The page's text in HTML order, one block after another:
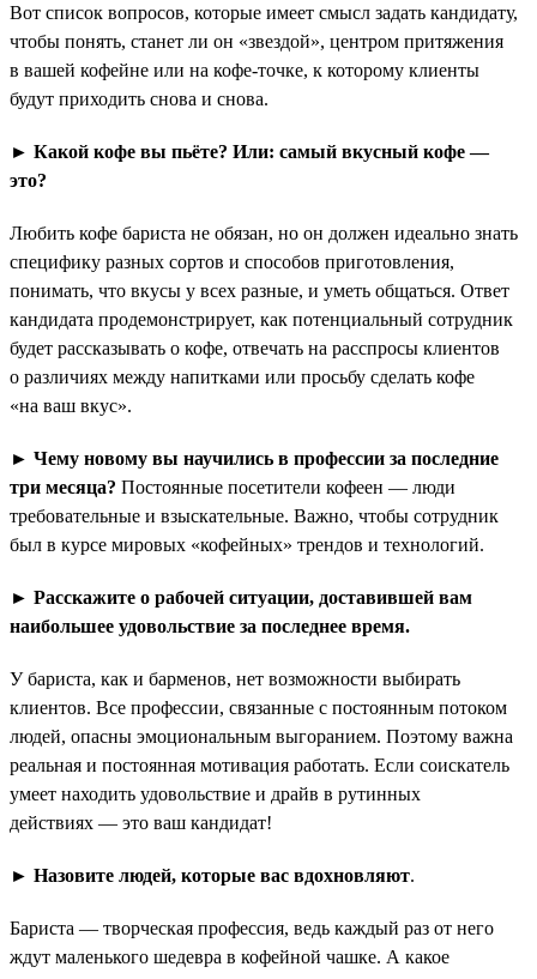
Вот список вопросов, которые имеет смысл задать кандидату,
чтобы понять, станет ли он «звездой», центром притяжения
в вашей кофейне или на кофе-точке, к которому клиенты
будут приходить снова и снова.
► Какой кофе вы пьёте? Или: самый вкусный кофе —
это?
Любить кофе бариста не обязан, но он должен идеально знать
специфику разных сортов и способов приготовления,
понимать, что вкусы у всех разные, и уметь общаться. Ответ
кандидата продемонстрирует, как потенциальный сотрудник
будет рассказывать о кофе, отвечать на расспросы клиентов
о различиях между напитками или просьбу сделать кофе
«на ваш вкус».
► Чему новому вы научились в профессии за последние
три месяца? Постоянные посетители кофеен — люди
требовательные и взыскательные. Важно, чтобы сотрудник
был в курсе мировых «кофейных» трендов и технологий.
► Расскажите о рабочей ситуации, доставившей вам
наибольшее удовольствие за последнее время.
У бариста, как и барменов, нет возможности выбирать
клиентов. Все профессии, связанные с постоянным потоком
людей, опасны эмоциональным выгоранием. Поэтому важна
реальная и постоянная мотивация работать. Если соискатель
умеет находить удовольствие и драйв в рутинных
действиях — это ваш кандидат!
► Назовите людей, которые вас вдохновляют.
Бариста — творческая профессия, ведь каждый раз от него
ждут маленького шедевра в кофейной чашке. А какое